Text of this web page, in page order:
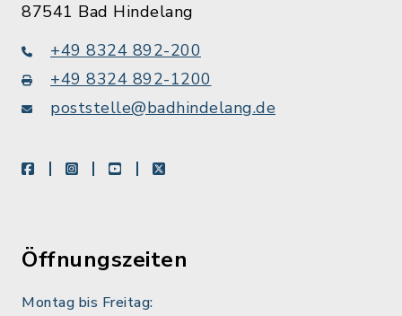
87541 Bad Hindelang
+49 8324 892-200
+49 8324 892-1200
poststelle@badhindelang.de
facebookinstagramyoutubeX
Öffnungszeiten
Montag bis Freitag: